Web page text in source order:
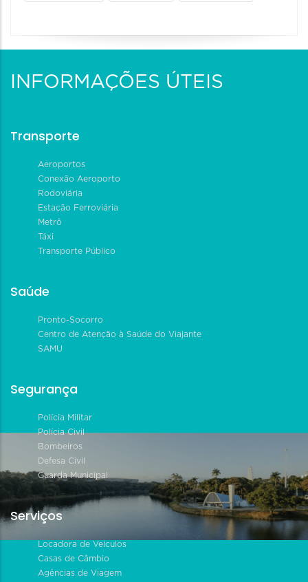
INFORMAÇÕES ÚTEIS
Transporte
Aeroportos
Conexão Aeroporto
Rodoviária
Estação Ferroviária
Metrô
Táxi
Transporte Público
Saúde
Pronto-Socorro
Centro de Atenção à Saúde do Viajante
SAMU
Segurança
Polícia Militar
Polícia Civil
Bombeiros
Defesa Civil
Guarda Municipal
Serviços
Locadora de Veículos
Casas de Câmbio
Agências de Viagem